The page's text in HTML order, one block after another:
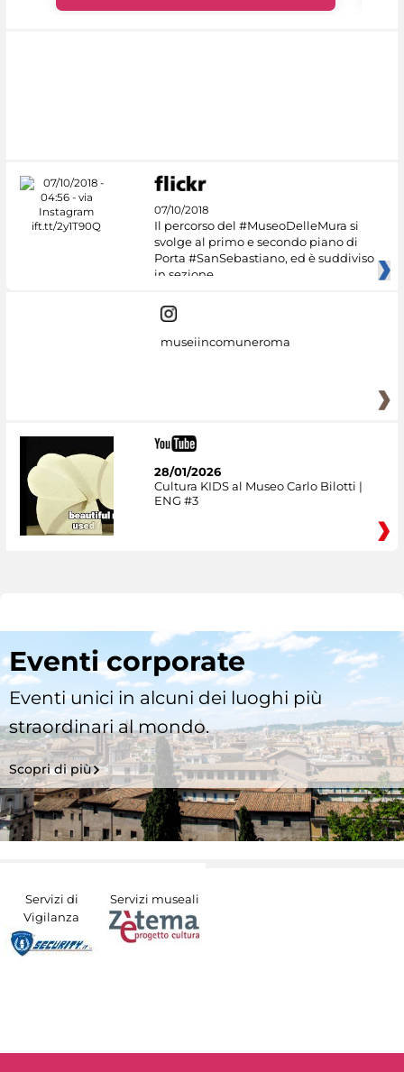
07/10/2018
Il percorso del #MuseoDelleMura si
svolge al primo e secondo piano di
Porta #SanSebastiano, ed è suddiviso
in sezione
museiincomuneroma
28/01/2026
Cultura KIDS al Museo Carlo Bilotti |
ENG #3
Eventi corporate
Eventi unici in alcuni dei luoghi più
straordinari al mondo.
Scopri di più
Servizi di
Vigilanza
Servizi museali